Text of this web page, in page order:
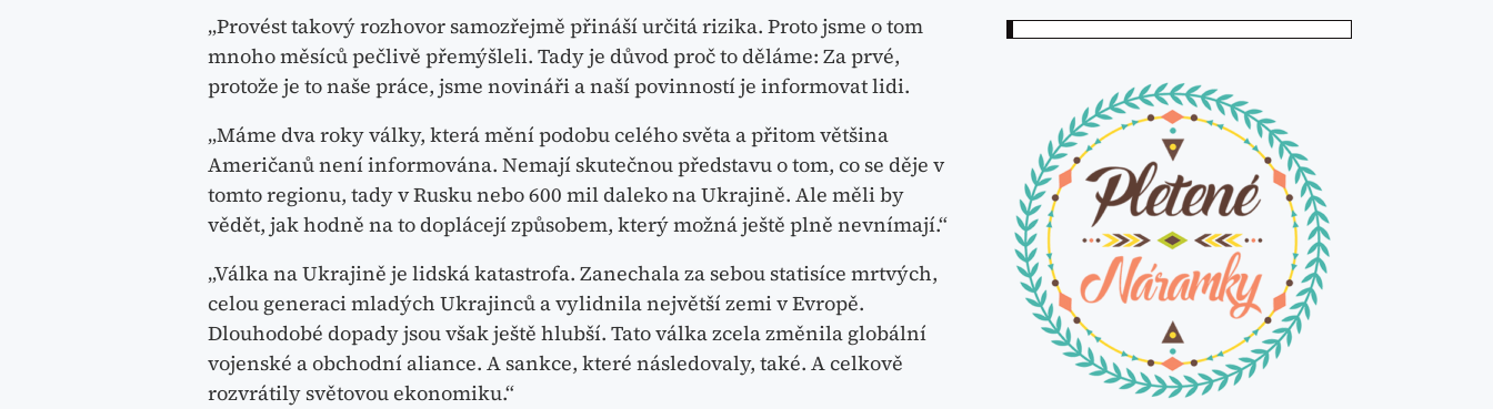
„Provést takový rozhovor samozřejmě přináší určitá rizika. Proto jsme o tom
mnoho měsíců pečlivě přemýšleli. Tady je důvod proč to děláme: Za prvé,
protože je to naše práce, jsme novináři a naší povinností je informovat lidi.
„Máme dva roky války, která mění podobu celého světa a přitom většina
Američanů není informována. Nemají skutečnou představu o tom, co se děje v
tomto regionu, tady v Rusku nebo 600 mil daleko na Ukrajině. Ale měli by
vědět, jak hodně na to doplácejí způsobem, který možná ještě plně nevnímají.“
„Válka na Ukrajině je lidská katastrofa. Zanechala za sebou statisíce mrtvých,
celou generaci mladých Ukrajinců a vylidnila největší zemi v Evropě.
Dlouhodobé dopady jsou však ještě hlubší. Tato válka zcela změnila globální
vojenské a obchodní aliance. A sankce, které následovaly, také. A celkově
rozvrátily světovou ekonomiku.“